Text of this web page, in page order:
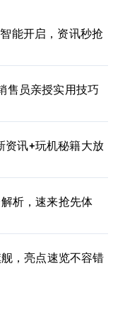
能开启，资讯秒抢
售员亲授实用技巧
资讯+玩机秘籍大放
析，速来抢先体
，亮点速览不容错